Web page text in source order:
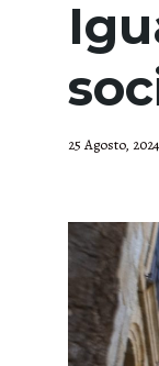
25 Agosto, 2024